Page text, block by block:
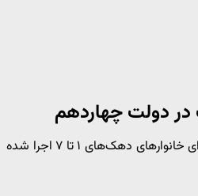
در دولت چهاردهم
برای خانوارهای دهک‌های ۱ تا ۷ اجرا شده